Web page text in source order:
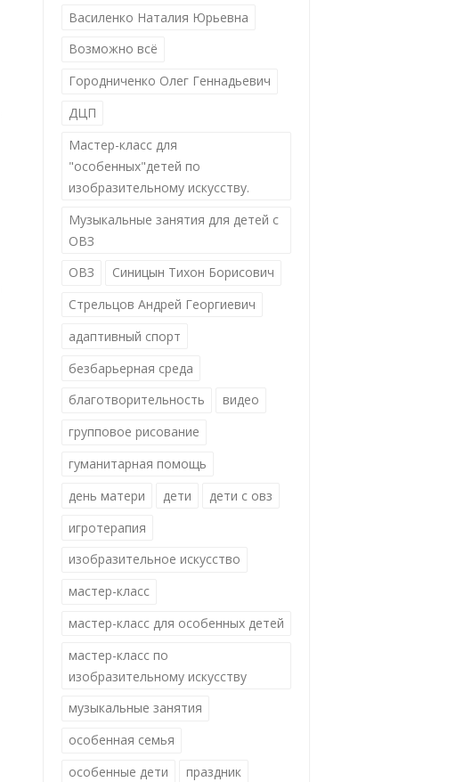
Василенко Наталия Юрьевна
Возможно всё
Городниченко Олег Геннадьевич
ДЦП
Мастер-класс для
"особенных"детей по
изобразительному искусству.
Музыкальные занятия для детей с
ОВЗ
ОВЗ
Синицын Тихон Борисович
Стрельцов Андрей Георгиевич
адаптивный спорт
безбарьерная среда
благотворительность
видео
групповое рисование
гуманитарная помощь
день матери
дети
дети с овз
игротерапия
изобразительное искусство
мастер-класс
мастер-класс для особенных детей
мастер-класс по
изобразительному искусству
музыкальные занятия
особенная семья
особенные дети
праздник